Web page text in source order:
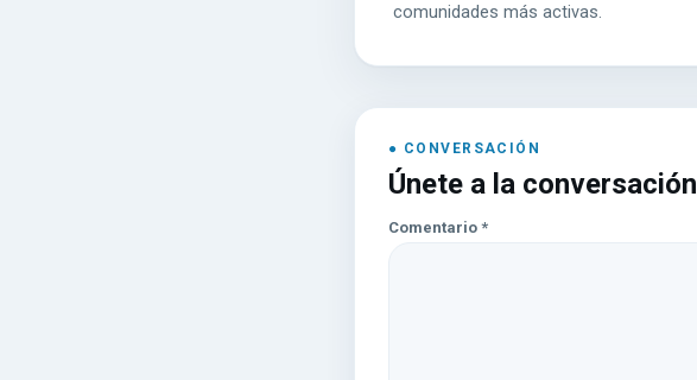
comunidades más activas.
Únete a la conversación
Comentario *